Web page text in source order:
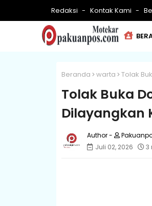
Redaksi Kontak Kami
Beranda warta Tolak
Tolak Buka
Dilayangkan
Juli 02, 2026
3